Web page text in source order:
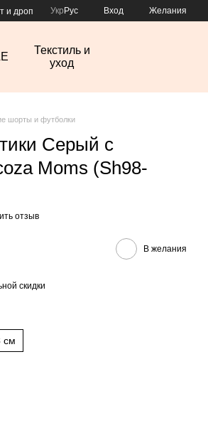
и дроп Укр Рус Вход Желания
Текстиль и
уход
шорты и футболки
Серый с
Moms (Sh98-
отзыв
В желания
скидки
см